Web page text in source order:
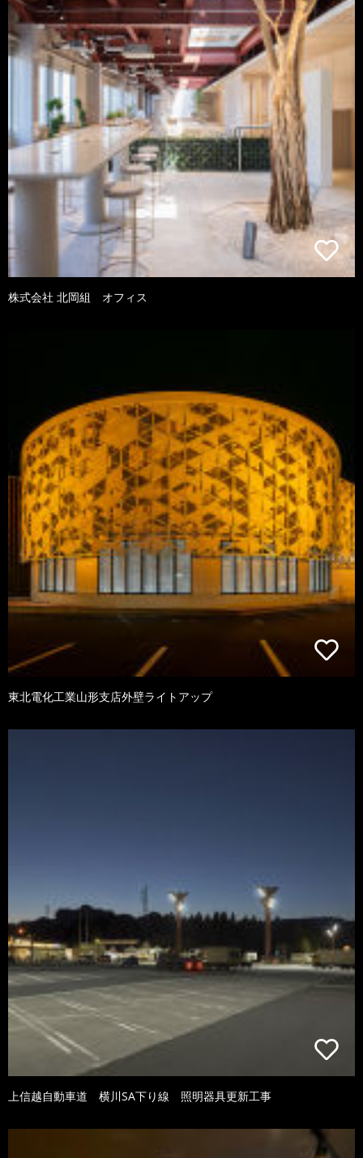
株式会社 北岡組 オフィス
東北電化工業山形支店外壁ライトアップ
上信越自動車道 横川SA下り線 照明器具更新工事